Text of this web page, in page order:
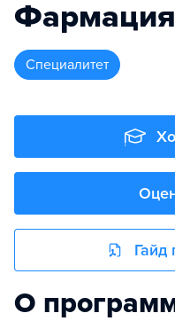
Фармация
специалитет
Гайд
О